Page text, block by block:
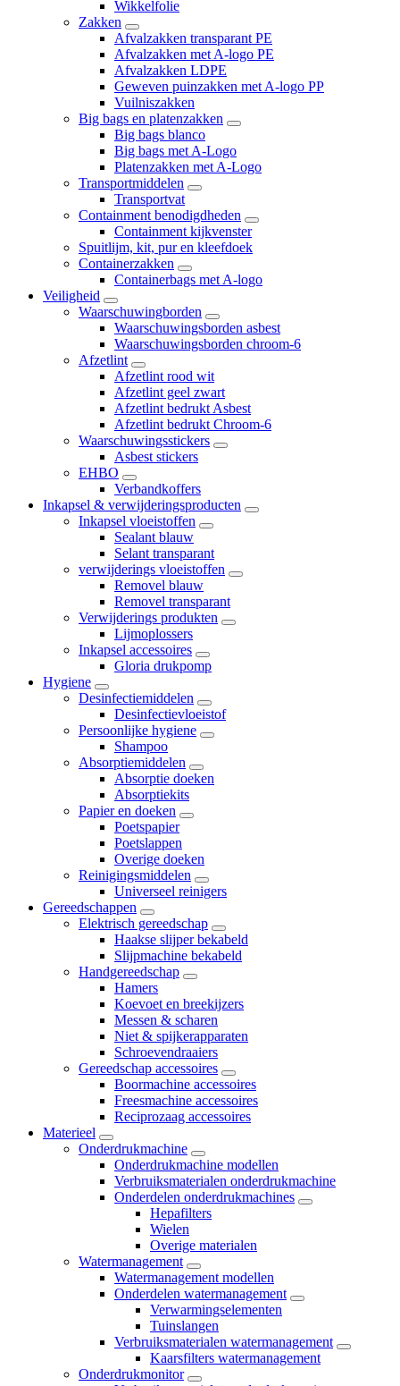
Wikkelfolie
Zakken
Afvalzakken transparant PE
Afvalzakken met A-logo PE
Afvalzakken LDPE
Geweven puinzakken met A-logo PP
Vuilniszakken
Big bags en platenzakken
Big bags blanco
Big bags met A-Logo
Platenzakken met A-Logo
Transportmiddelen
Transportvat
Containment benodigdheden
Containment kijkvenster
Spuitlijm, kit, pur en kleefdoek
Containerzakken
Containerbags met A-logo
Veiligheid
Waarschuwingborden
Waarschuwingsborden asbest
Waarschuwingsborden chroom-6
Afzetlint
Afzetlint rood wit
Afzetlint geel zwart
Afzetlint bedrukt Asbest
Afzetlint bedrukt Chroom-6
Waarschuwingsstickers
Asbest stickers
EHBO
Verbandkoffers
Inkapsel & verwijderingsproducten
Inkapsel vloeistoffen
Sealant blauw
Selant transparant
verwijderings vloeistoffen
Removel blauw
Removel transparant
Verwijderings produkten
Lijmoplossers
Inkapsel accessoires
Gloria drukpomp
Hygiene
Desinfectiemiddelen
Desinfectievloeistof
Persoonlijke hygiene
Shampoo
Absorptiemiddelen
Absorptie doeken
Absorptiekits
Papier en doeken
Poetspapier
Poetslappen
Overige doeken
Reinigingsmiddelen
Universeel reinigers
Gereedschappen
Elektrisch gereedschap
Haakse slijper bekabeld
Slijpmachine bekabeld
Handgereedschap
Hamers
Koevoet en breekijzers
Messen & scharen
Niet & spijkerapparaten
Schroevendraaiers
Gereedschap accessoires
Boormachine accessoires
Freesmachine accessoires
Reciprozaag accessoires
Materieel
Onderdrukmachine
Onderdrukmachine modellen
Verbruiksmaterialen onderdrukmachine
Onderdelen onderdrukmachines
Hepafilters
Wielen
Overige materialen
Watermanagement
Watermanagement modellen
Onderdelen watermanagement
Verwarmingselementen
Tuinslangen
Verbruiksmaterialen watermanagement
Kaarsfilters watermanagement
Onderdrukmonitor